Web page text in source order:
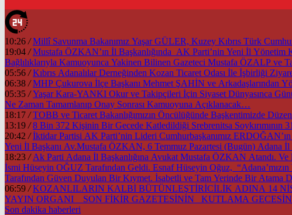
10:26 / Millî Savunma Bakanımız Yaşar GÜLER, Kuzey Kıbrıs Türk
19:04 / Mustafa ÖZKAN’ın İl Başkanlığında AK Parti’nin Yeni İl
Bağlılıklarıyla Kamuoyunca Yakinen Bilinen Gazeteci Mustafa ÖZALP ve
05:56 / Kıbrıs Adanalılar Derneğinden Kozan Ticaret Odası İle İşbirliği
06:38 / MHP Çukurova İlçe Başkanı Mehmet ŞAHİN ve Arkadaşlarından
05:35 / Yaşar Kara-YANKI Okur ve Takipçileri İçin Siyaset Dünyasınca
Ne Zaman Tamamlanıp Onay Sonrası Kamuoyuna Açıklanacak…
18:17 /
13:19 / 8 Bin 372 Kişinin Bir Gecede Katledildiği Srebrenitsa Soykırımının
20:42 / İktidar Partisi AK Parti’nin Lideri Cumhurbaşkanımız
Yeni İl Başkanı Av.Mustafa ÖZKAN, 6 Temmuz Pazartesi (Bugün) Adana İl
18:23 / Ak Parti Adana İl Başkanlığına Avukat Mustafa ÖZKAN Atandı.
İsmi Hüseyin OĞUZ Tarafından Geldi. Esnaf Hüseyin Oğuz,
Tarafından Güven Duyulan Bir Kıymet. İsabetli ve Tam Yerinde Bir Atama
06:59 / KOZANLILARIN KALBİ BÜTÜNLEŞTİRİCİLİK ADINA 14
YAYIN ORGANI SON FİKİR GAZETESİNİN KUTLAMA
Son dakika haberleri